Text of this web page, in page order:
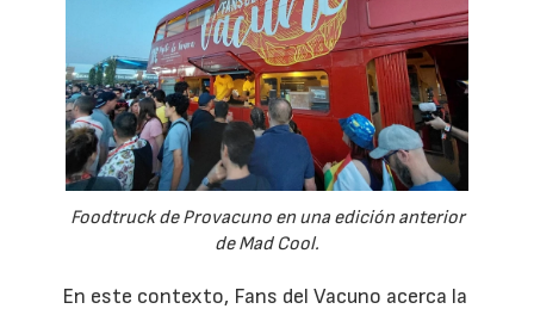
Foodtruck de Provacuno en una edición anterior
de Mad Cool.
En este contexto, Fans del Vacuno acerca la